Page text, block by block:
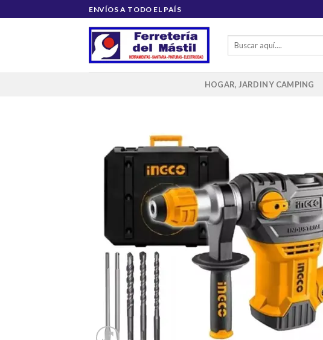
al
ENVÍOS A TODO EL PAÍS
Buscar
HOGAR, JARDIN Y CAMPING